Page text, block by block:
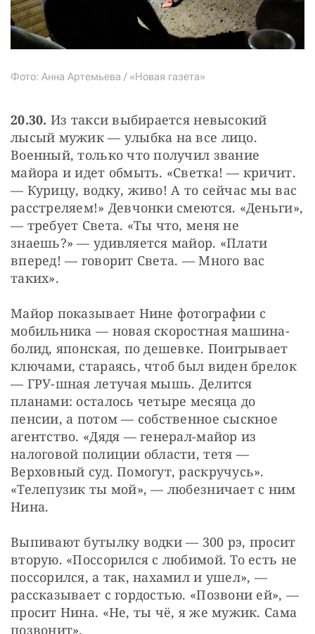
Фото: Анна Артемьева / «Новая газета»
20.30. Из такси выбирается невысокий
лысый мужик — улыбка на все лицо.
Военный, только что получил звание
майора и идет обмыть. «Светка! — кричит.
— Курицу, водку, живо! А то сейчас мы вас
расстреляем!» Девчонки смеются. «Деньги»,
— требует Света. «Ты что, меня не
знаешь?» — удивляется майор. «Плати
вперед! — говорит Света. — Много вас
таких».
Майор показывает Нине фотографии с
мобильника — новая скоростная машина-
болид, японская, по дешевке. Поигрывает
ключами, стараясь, чтоб был виден брелок
— ГРУ-шная летучая мышь. Делится
планами: осталось четыре месяца до
пенсии, а потом — собственное сыскное
агентство. «Дядя — генерал-майор из
налоговой полиции области, тетя —
Верховный суд. Помогут, раскручусь».
«Телепузик ты мой», — любезничает с ним
Нина.
Выпивают бутылку водки — 300 рэ, просит
вторую. «Поссорился с любимой. То есть не
поссорился, а так, нахамил и ушел», —
рассказывает с гордостью. «Позвони ей», —
просит Нина. «Не, ты чё, я же мужик. Сама
позвонит».